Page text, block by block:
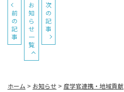
前
の
記
事
お
知
ら
せ
一
覧
次
の
記
事
ホーム > お知らせ > 産学官連携・地域貢献